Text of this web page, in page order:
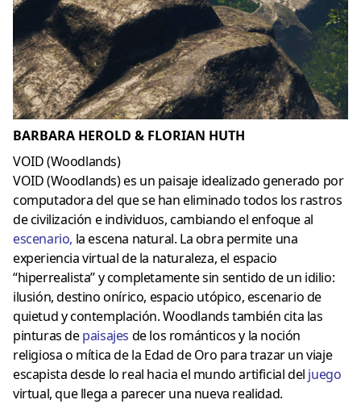
BARBARA HEROLD & FLORIAN HUTH
VOID (Woodlands)
VOID (Woodlands) es un paisaje idealizado generado por
computadora del que se han eliminado todos los rastros
de civilización e individuos, cambiando el enfoque al
escenario, la escena natural. La obra permite una
experiencia virtual de la naturaleza, el espacio
“hiperrealista” y completamente sin sentido de un idilio:
ilusión, destino onírico, espacio utópico, escenario de
quietud y contemplación. Woodlands también cita las
pinturas depaisajes de los románticos y la noción
religiosa o mítica de la Edad de Oro para trazar un viaje
escapista desde lo real hacia el mundo artificial del juego
virtual, que llega a parecer una nueva realidad.